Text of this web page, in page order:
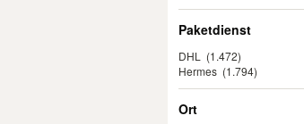
Paketdienst
DHL
(1.472)
Hermes (1.794)
Ort